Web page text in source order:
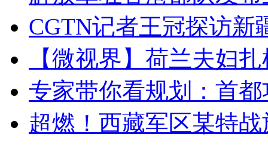
CGTN记者王冠探访新
【微视界】荷兰夫妇
专家带你看规划：首
超燃！西藏军区某特